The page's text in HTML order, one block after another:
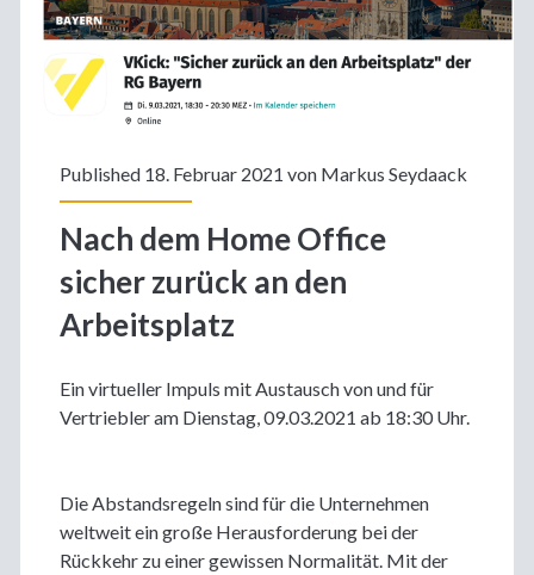
Published 18. Februar 2021 von Markus Seydaack
Nach dem Home Office
sicher zurück an den
Arbeitsplatz
Ein virtueller Impuls mit Austausch von und für
Vertriebler am Dienstag, 09.03.2021 ab 18:30 Uhr.
Die Abstandsregeln sind für die Unternehmen
weltweit ein große Herausforderung bei der
Rückkehr zu einer gewissen Normalität. Mit der